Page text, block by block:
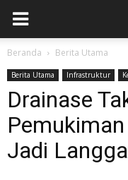
Beranda Berita Utama
Berita Utama Infrastruktur
Drainase
Jadi